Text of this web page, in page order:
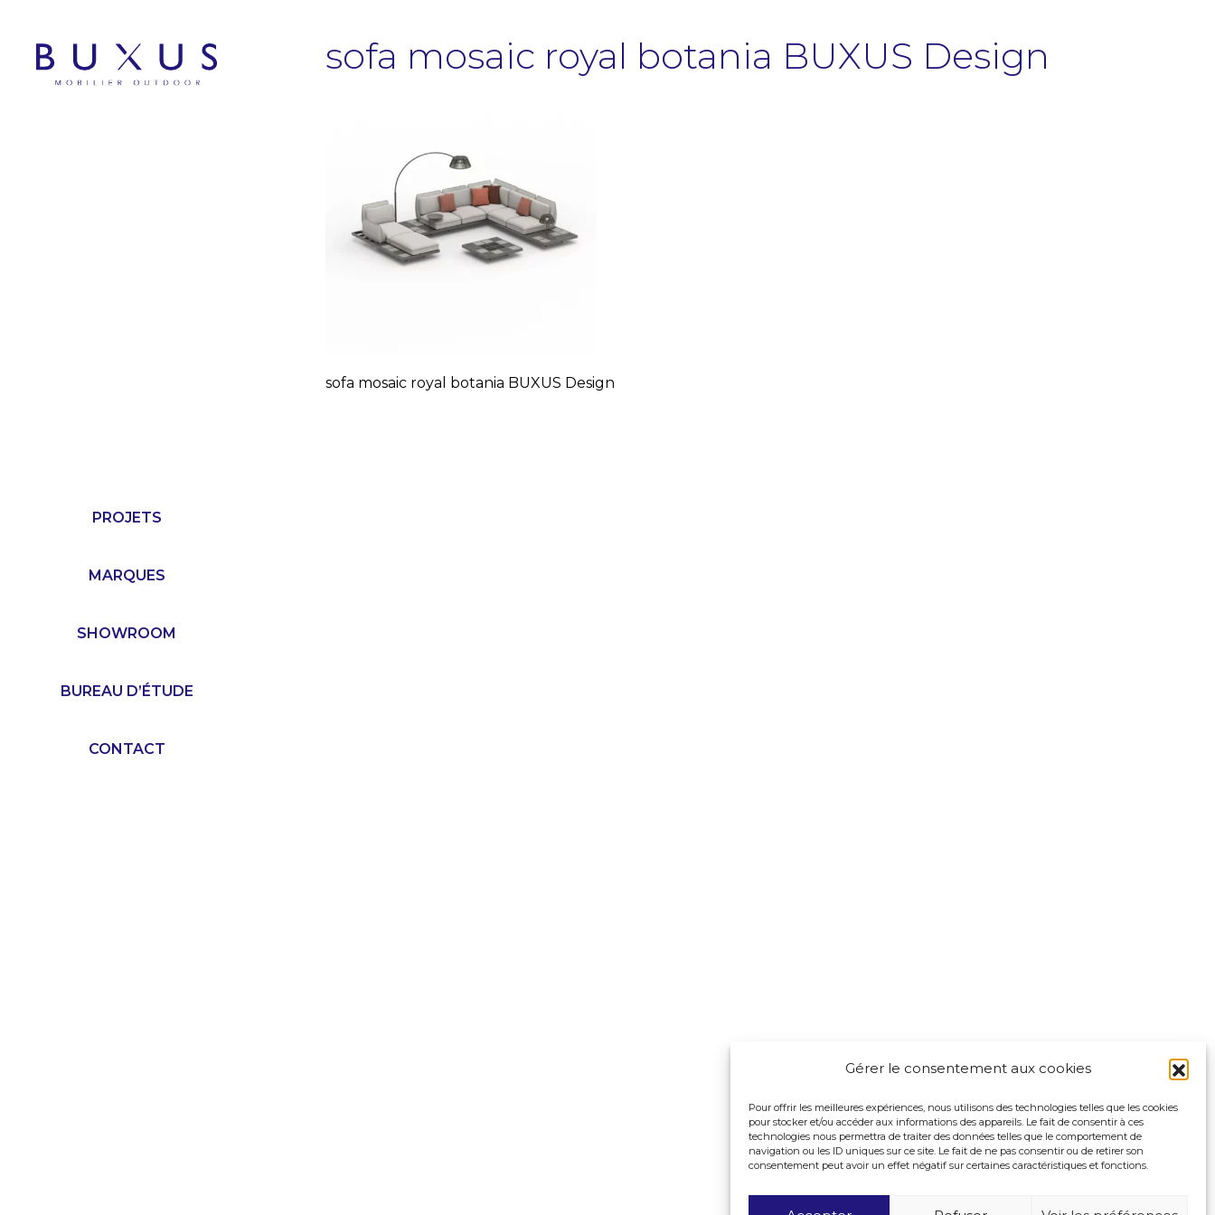
Gérer le consentement aux cookies
Pour offrir les meilleures expériences, nous utilisons des technologies telles que les cookies
pour stocker et/ou accéder aux informations des appareils. Le fait de consentir à ces
technologies nous permettra de traiter des données telles que le comportement de
navigation ou les ID uniques sur ce site. Le fait de ne pas consentir ou de retirer son
consentement peut avoir un effet négatif sur certaines caractéristiques et fonctions.
PROJETS
MARQUES
SHOWROOM
BUREAU D’ÉTUDE
CONTACT
sofa mosaic royal botania BUXUS Design
sofa mosaic royal botania BUXUS Design